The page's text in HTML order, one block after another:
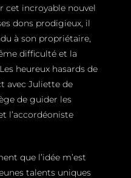
cet incroyable nouvel
dons prodigieux, il
à son propriétaire,
difficulté et la
heureux hasards de
avec Juliette de
de guider les
l’accordéoniste
que l’idée m’est
talents uniques